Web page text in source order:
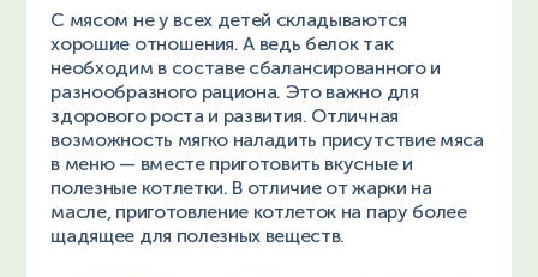
С мясом не у всех детей складываются
хорошие отношения. А ведь белок так
необходим в составе сбалансированного и
разнообразного рациона. Это важно для
здорового роста и развития. Отличная
возможность мягко наладить присутствие мяса
в меню — вместе приготовить вкусные и
полезные котлетки. В отличие от жарки на
масле, приготовление котлеток на пару более
щадящее для полезных веществ.